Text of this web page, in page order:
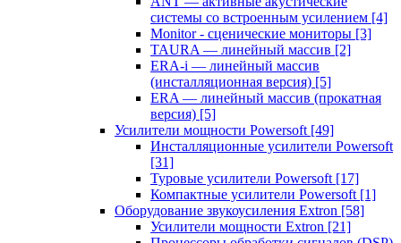
системы со встроенным усилением [4]
Monitor - сценические мониторы [3]
TAURA — линейный массив [2]
ERA-i — линейный массив
(инсталляционная версия) [5]
ERA — линейный массив (прокатная
версия) [5]
Усилители мощности Powersoft [49]
Инсталляционные усилители Powersoft
[31]
Туровые усилители Powersoft [17]
Компактные усилители Powersoft [1]
Оборудование звукоусиления Extron [58]
Усилители мощности Extron [21]